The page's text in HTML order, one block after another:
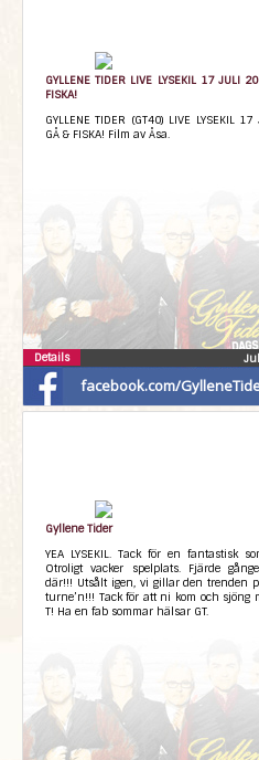
Övriga datum på turnén påverkas inte av
facebook.com/
GYLLENE TIDER LIVE LYSEKIL 17 JULI
FISKA!
GYLLENE TIDER (GT40) LIVE LYSEKIL
GÅ & FISKA! Film av Åsa.
Details
Gyllene Tider
YEA LYSEKIL. Tack för en fantastisk
Otroligt vacker spelplats. Fjärde
där!!! Utsålt igen, vi gillar den trenden
turne’n!!! Tack för att ni kom och sjöng
T! Ha en fab sommar hälsar GT.